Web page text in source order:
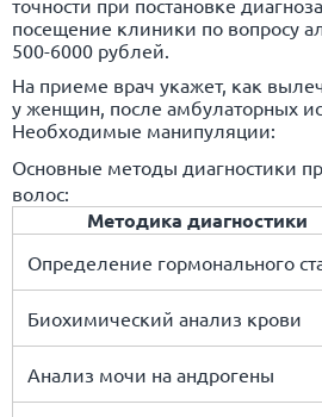
точности при постановке
посещение клиники по вопросу
500-6000 рублей.
На приеме врач укажет, как
у женщин, после амбулаторных
Необходимые манипуляции:
Основные методы диагностики
волос:
Методика диагностики
Определение гормонального
Биохимический анализ крови
Анализ мочи на андрогены